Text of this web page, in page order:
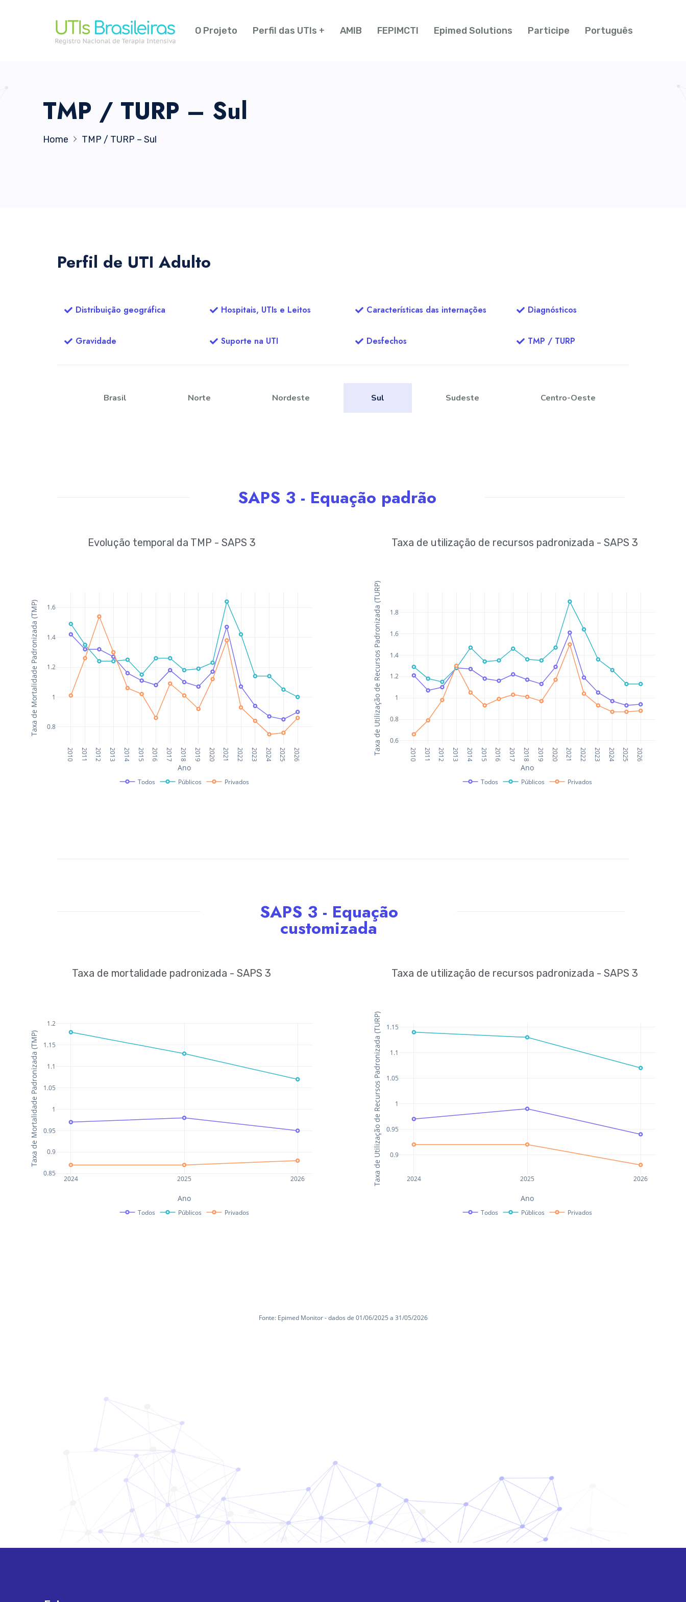
O Projeto Perfil das UTIs AMIB FEPIMCTI Epimed Solutions Participe Português
TMP / TURP – Sul
Home TMP / TURP – Sul
Perfil de UTI Adulto
Distribuição geográfica
Gravidade
Hospitais, UTIs e Leitos
Suporte na UTI
Características das internações
Desfechos
Diagnósticos
TMP / TURP
Brasil Norte Nordeste Sul Sudeste Centro-Oeste
SAPS 3 - Equação padrão
Evolução temporal da TMP - SAPS 3 Taxa de utilização de recursos padronizada - SAPS 3
SAPS 3 - Equação
customizada
Taxa de mortalidade padronizada - SAPS 3 Taxa de utilização de recursos padronizada - SAPS 3